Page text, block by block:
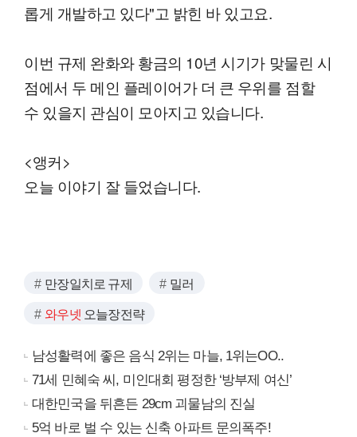
롭게 개발하고 있다"고 밝힌 바 있고요.
이번 규제 완화와 황금의 10년 시기가 맞물린 시
점에서 두 메인 플레이어가 더 큰 우위를 점할
수 있을지 관심이 모아지고 있습니다.
<앵커>
오늘 이야기 잘 들었습니다.
만장일치로 규제 밀러
와우넷 오늘장전략
남성활력에 좋은 음식 2위는 마늘, 1위는OO..
71세 민혜숙 씨, 미인대회 평정한 ‘방부제 여신’
대한민국을 뒤흔든 29cm 괴물남의 진실
5억 바로 벌 수 있는 신축 아파트 문의폭주!